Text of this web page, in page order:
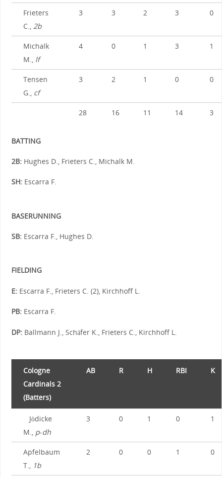
Frieters
C., 2b
3 3 2 3 0
Michalk
M., lf
4 0 1 3 1
Tensen
G., cf
3 2 1 0 0
28 16 11 14 3
BATTING
2B:Hughes D., Frieters C., Michalk M.
SH:Escarra F.
BASERUNNING
SB:Escarra F., Hughes D.
FIELDING
E:Escarra F., Frieters C. (2), Kirchhoff L.
PB:Escarra F.
DP:Ballmann J., Schäfer K., Frieters C., Kirchhoff L.
Cologne
Cardinals 2
(Batters)
AB R H RBI K
Jödicke
M., p-dh
3 0 1 0 1
Apfelbaum
T., 1b
2 0 0 1 0